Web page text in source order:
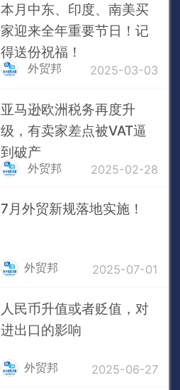
本月中东、印度、南美买
家迎来全年重要节日！记
得送份祝福！
外贸邦 2025-03-03
亚马逊欧洲税务再度升
级，有卖家差点被VAT逼
到破产
外贸邦 2025-02-28
7月外贸新规落地实施！
外贸邦 2025-07-01
人民币升值或者贬值，对
进出口的影响
外贸邦 2025-06-27